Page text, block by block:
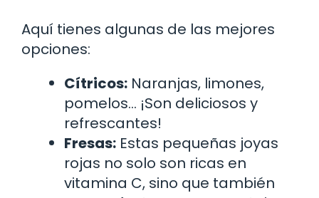
Aquí tienes algunas de las mejores
opciones:
Cítricos: Naranjas, limones,
pomelos… ¡Son deliciosos y
refrescantes!
Fresas: Estas pequeñas joyas
rojas no solo son ricas en
vitamina C, sino que también